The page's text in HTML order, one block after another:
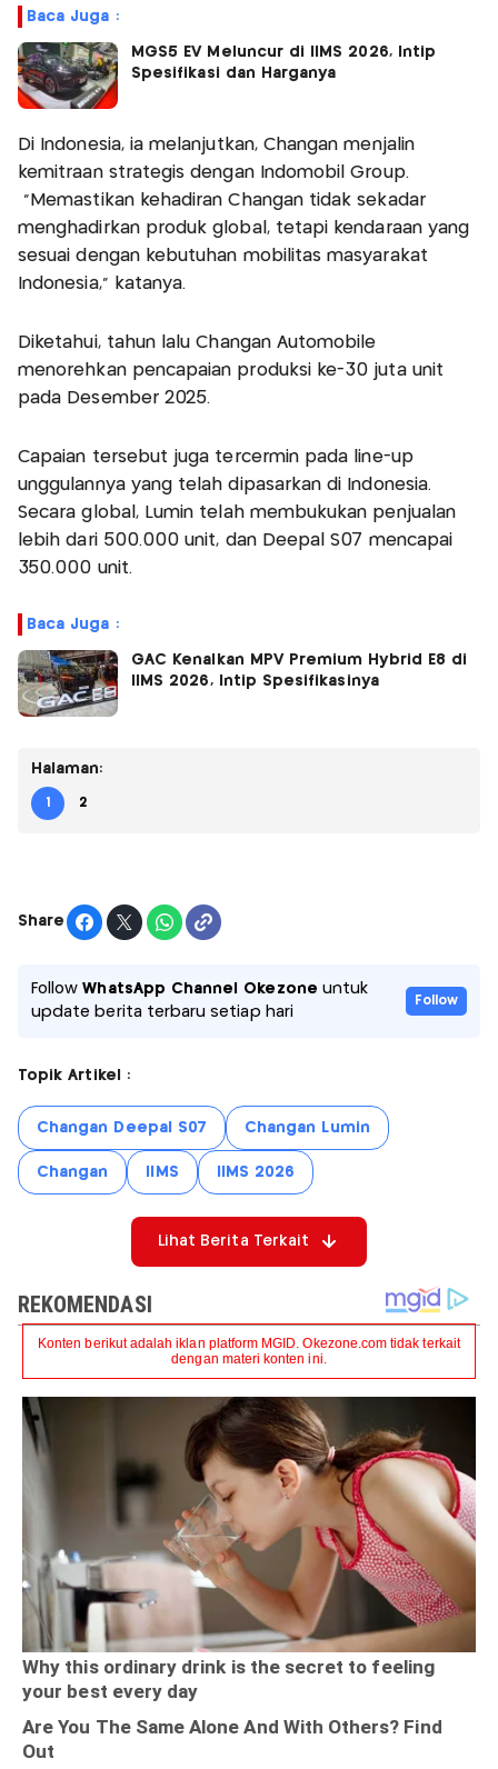
Baca Juga :
MGS5 EV Meluncur di IIMS 2026, Intip
Spesifikasi dan Harganya
Di Indonesia, ia melanjutkan, Changan menjalin
kemitraan strategis dengan Indomobil Group.
"Memastikan kehadiran Changan tidak sekadar
menghadirkan produk global, tetapi kendaraan yang
sesuai dengan kebutuhan mobilitas masyarakat
Indonesia," katanya.
Diketahui, tahun lalu Changan Automobile
menorehkan pencapaian produksi ke-30 juta unit
pada Desember 2025.
Capaian tersebut juga tercermin pada line-up
unggulannya yang telah dipasarkan di Indonesia.
Secara global, Lumin telah membukukan penjualan
lebih dari 500.000 unit, dan Deepal S07 mencapai
350.000 unit.
Baca Juga :
GAC Kenalkan MPV Premium Hybrid E8 di
IIMS 2026, Intip Spesifikasinya
Halaman:
1 2
Share
FollowWhatsApp Channel Okezone untuk
update berita terbaru setiap hari
Follow
Topik Artikel :
Changan Deepal S07 Changan Lumin
Changan IIMS IIMS 2026
Lihat Berita Terkait